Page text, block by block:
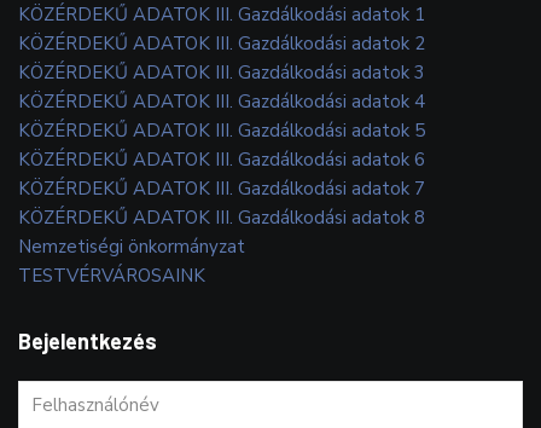
KÖZÉRDEKŰ ADATOK III. Gazdálkodási adatok 1
KÖZÉRDEKŰ ADATOK III. Gazdálkodási adatok 2
KÖZÉRDEKŰ ADATOK III. Gazdálkodási adatok 3
KÖZÉRDEKŰ ADATOK III. Gazdálkodási adatok 4
KÖZÉRDEKŰ ADATOK III. Gazdálkodási adatok 5
KÖZÉRDEKŰ ADATOK III. Gazdálkodási adatok 6
KÖZÉRDEKŰ ADATOK III. Gazdálkodási adatok 7
KÖZÉRDEKŰ ADATOK III. Gazdálkodási adatok 8
Nemzetiségi önkormányzat
TESTVÉRVÁROSAINK
Bejelentkezés